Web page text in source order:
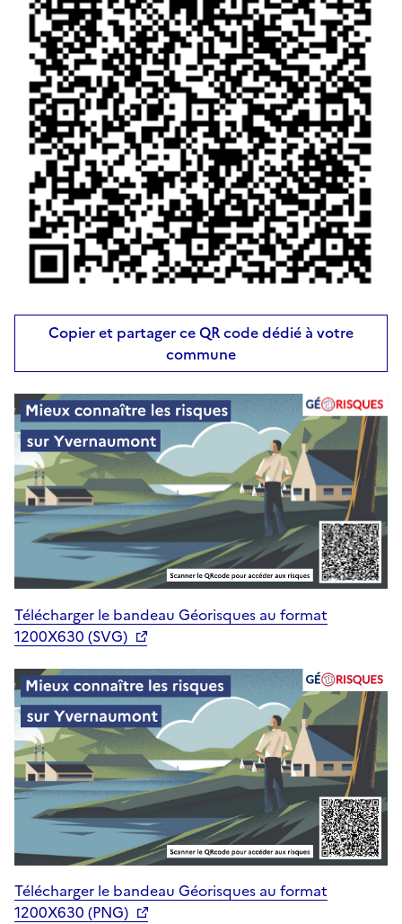
Copier et partager ce QR code dédié à votre
commune
Télécharger le bandeau Géorisques au format
1200X630 (SVG)
Télécharger le bandeau Géorisques au format
1200X630 (PNG)